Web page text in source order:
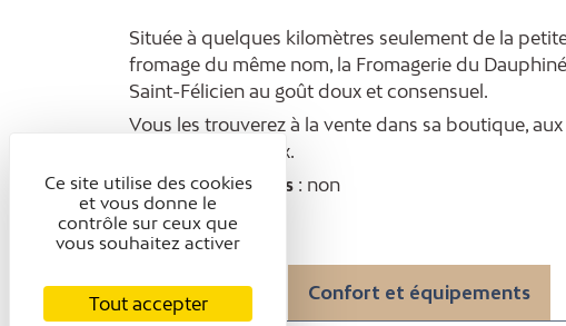
Située à quelques kilomètres seulement de la
fromage du même nom, la Fromagerie du
Saint-Félicien au goût doux et consensuel.
Vous les trouverez à la vente dans sa boutique,
produits régionaux.
Animaux acceptés: non
Présentation Confort et équipements
Ce site utilise des cookies
et vous donne le
contrôle sur ceux que
vous souhaitez activer
Tout accepter